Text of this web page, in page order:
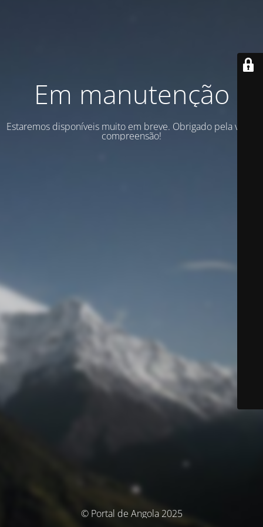
Em manutenção
Estaremos disponíveis muito em breve. Obrigado pela vossa
compreensão!
© Portal de Angola 2025